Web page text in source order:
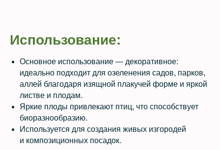
Использование:
Основное использование — декоративное:
идеально подходит для озеленения садов, парков,
аллей благодаря изящной плакучей форме и яркой
листве и плодам.
Яркие плоды привлекают птиц, что способствует
биоразнообразию.
Используется для создания живых изгородей
и композиционных посадок.